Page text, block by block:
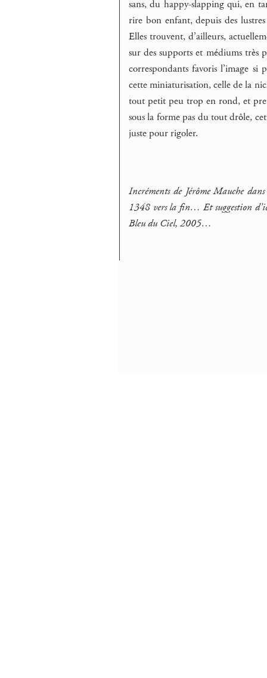
sans, du happy-slapping qui, en
rire bon enfant, depuis des
Elles trouvent, d’ailleurs,
sur des supports et médiums très
correspondants favoris l’image
cette miniaturisation, celle de la
tout petit peu trop en rond, et
sous la forme pas du tout drôle,
juste pour rigoler.
Incréments de Jérôme Mauche
1348 vers la fin… Et suggestion
Bleu du Ciel, 2005…